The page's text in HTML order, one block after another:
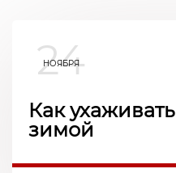
24
НОЯБРЯ
Как
зимой